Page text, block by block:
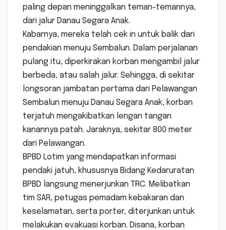
paling depan meninggalkan teman-temannya,
dari jalur Danau Segara Anak.
Kabarnya, mereka telah cek in untuk balik dari
pendakian menuju Sembalun. Dalam perjalanan
pulang itu, diperkirakan korban mengambil jalur
berbeda, atau salah jalur. Sehingga, di sekitar
longsoran jambatan pertama dari Pelawangan
Sembalun menuju Danau Segara Anak, korban
terjatuh mengakibatkan lengan tangan
kanannya patah. Jaraknya, sekitar 800 meter
dari Pelawangan.
BPBD Lotim yang mendapatkan informasi
pendaki jatuh, khususnya Bidang Kedaruratan
BPBD langsung menerjunkan TRC. Melibatkan
tim SAR, petugas pemadam kebakaran dan
keselamatan, serta porter, diterjunkan untuk
melakukan evakuasi korban. Disana, korban